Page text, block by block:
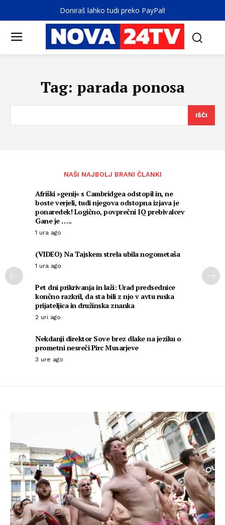
Doniraš lahko tudi preko PayPal!
Tag: parada ponosa
IŠČI
NAŠI NAJBOLJ BRANI ČLANKI
Afriški »genij« s Cambridgea odstopil in, ne
boste verjeli, tudi njegova odstopna izjava je
ponaredek! Logično, povprečni IQ prebivalcev
Gane je …..
1 ura ago
(VIDEO) Na Tajskem strela ubila nogometaša
1 ura ago
Pet dni prikrivanja in laži: Urad predsednice
končno razkril, da sta bili z njo v avtu ruska
prijateljica in družinska znanka
2 uri ago
Nekdanji direktor Sove brez dlake na jeziku o
prometni nesreči Pirc Musarjeve
3 ure ago